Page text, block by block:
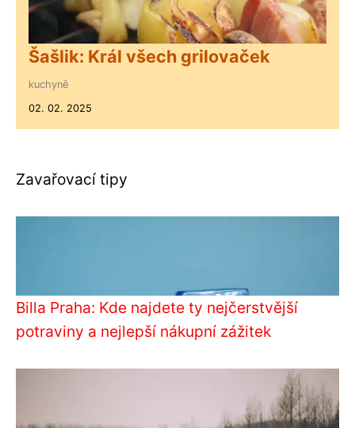
Šašlik: Král všech grilovaček
kuchyně
02. 02. 2025
Zavařovací tipy
Billa Praha: Kde najdete ty nejčerstvější
potraviny a nejlepší nákupní zážitek